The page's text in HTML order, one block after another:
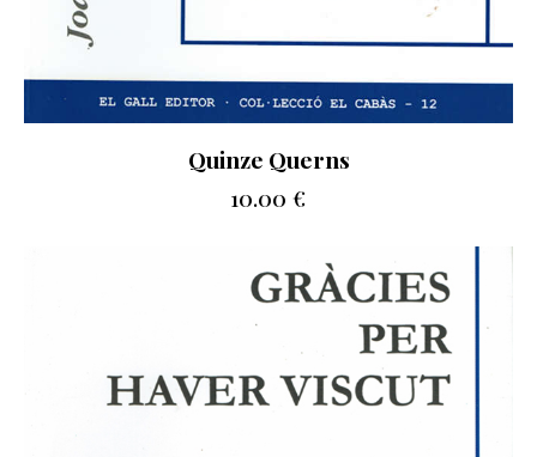
Quinze Querns
10.00 €